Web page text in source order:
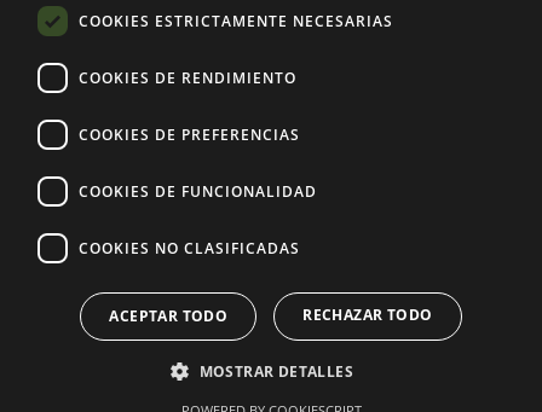
Política de privacidad
Política de Cookies
Aviso legal
Canal de denuncias
© 2012 – 2026 RAESGRA SL Todos los derechos
reservados • Web desarrollada y diseñada por
CompsaOnline
COOKIES ESTRICTAMENTE NECESARIAS
COOKIES DE RENDIMIENTO
COOKIES DE PREFERENCIAS
COOKIES DE FUNCIONALIDAD
COOKIES NO CLASIFICADAS
ACEPTAR TODO RECHAZAR TODO
MOSTRAR DETALLES